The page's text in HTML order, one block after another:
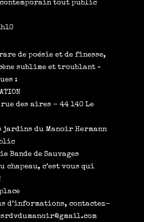
tout public
de poésie et de finesse,
sublime et troublant »
:
des aires – 44 140 Le
jardins du Manoir Hermann
Bande de Sauvages
chapeau, c’est vous qui
d’informations, contactez-